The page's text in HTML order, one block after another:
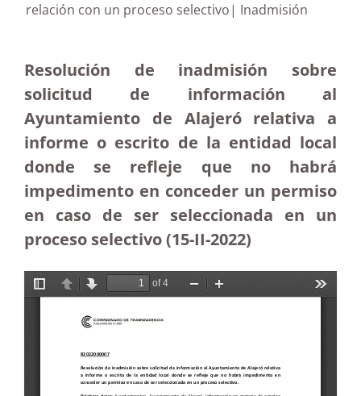
relación con un proceso selectivo| Inadmisión
Resolución de inadmisión sobre
solicitud de información al
Ayuntamiento de Alajeró relativa a
informe o escrito de la entidad local
donde se refleje que no habrá
impedimento en conceder un permiso
en caso de ser seleccionada en un
proceso selectivo (15-II-2022)